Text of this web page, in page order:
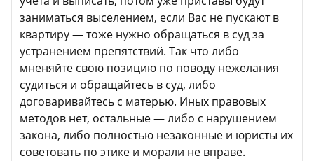
заниматься выселением, если Вас не пускают в
квартиру — тоже нужно обращаться в суд за
устранением препятствий. Так что либо
мненяйте свою позицию по поводу нежелания
судиться и обращайтесь в суд, либо
договаривайтесь с матерью. Иных правовых
методов нет, остальные — либо с нарушением
закона, либо полностью незаконные и юристы их
советовать по этике и морали не вправе.